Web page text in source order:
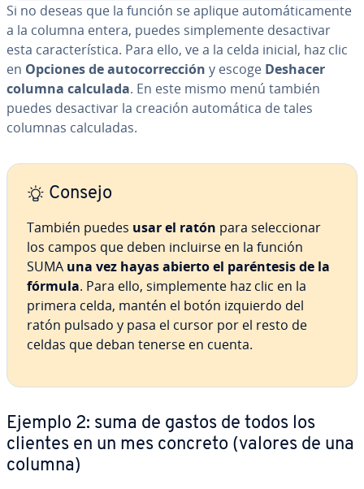
Si no deseas que la función se aplique au­to­má­ti­ca­me­n­te
a la columna entera, puedes si­m­ple­me­n­te des­ac­ti­var
esta ca­ra­c­te­rí­s­ti­ca. Para ello, ve a la celda inicial, haz clic
en Opciones de au­to­co­rre­c­ción y escoge Deshacer
columna calculada. En este mismo menú también
puedes des­ac­ti­var la creación au­to­má­ti­ca de tales
columnas ca­l­cu­la­das.
Consejo
También puedes usar el ratón para se­le­c­cio­nar
los campos que deben incluirse en la función
SUMA una vez hayas abierto el pa­ré­n­te­sis de la
fórmula. Para ello, si­m­ple­me­n­te haz clic en la
primera celda, mantén el botón izquierdo del
ratón pulsado y pasa el cursor por el resto de
celdas que deban tenerse en cuenta.
Ejemplo 2: suma de gastos de todos los
clientes en un mes concreto (valores de una
columna)